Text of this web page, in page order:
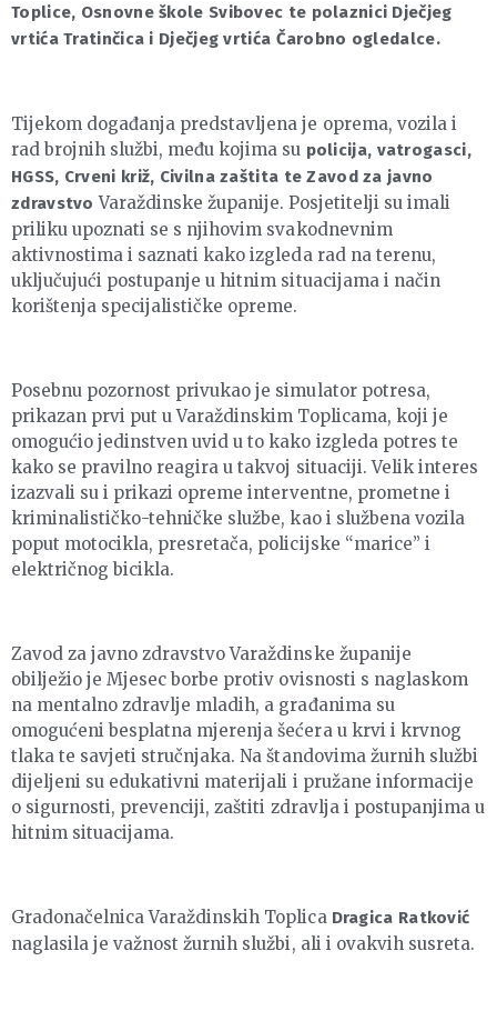
Toplice, Osnovne škole Svibovec te polaznici Dječjeg
vrtića Tratinčica i Dječjeg vrtića Čarobno ogledalce.
Tijekom događanja predstavljena je oprema, vozila i
rad brojnih službi, među kojima su policija, vatrogasci,
HGSS, Crveni križ, Civilna zaštita te Zavod za javno
zdravstvo Varaždinske županije. Posjetitelji su imali
priliku upoznati se s njihovim svakodnevnim
aktivnostima i saznati kako izgleda rad na terenu,
uključujući postupanje u hitnim situacijama i način
korištenja specijalističke opreme.
Posebnu pozornost privukao je simulator potresa,
prikazan prvi put u Varaždinskim Toplicama, koji je
omogućio jedinstven uvid u to kako izgleda potres te
kako se pravilno reagira u takvoj situaciji. Velik interes
izazvali su i prikazi opreme interventne, prometne i
kriminalističko-tehničke službe, kao i službena vozila
poput motocikla, presretača, policijske “marice” i
električnog bicikla.
Zavod za javno zdravstvo Varaždinske županije
obilježio je Mjesec borbe protiv ovisnosti s naglaskom
na mentalno zdravlje mladih, a građanima su
omogućeni besplatna mjerenja šećera u krvi i krvnog
tlaka te savjeti stručnjaka. Na štandovima žurnih službi
dijeljeni su edukativni materijali i pružane informacije
o sigurnosti, prevenciji, zaštiti zdravlja i postupanjima u
hitnim situacijama.
Gradonačelnica Varaždinskih Toplica Dragica Ratković
naglasila je važnost žurnih službi, ali i ovakvih susreta.